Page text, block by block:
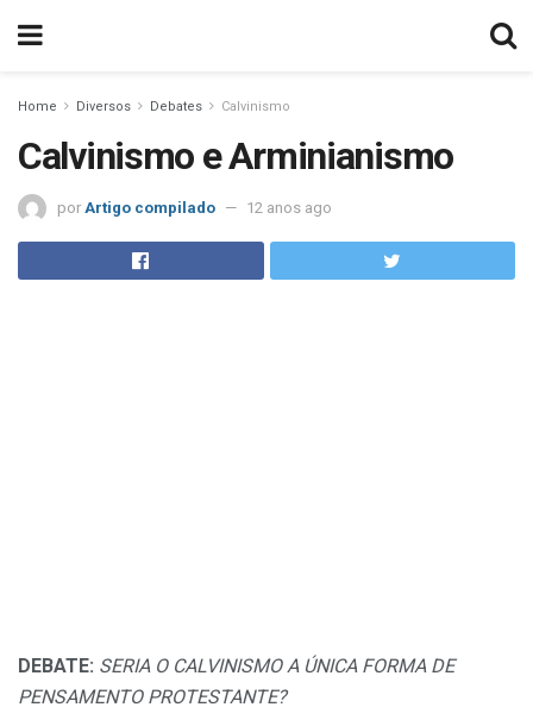
Home Diversos Debates Calvinismo
Calvinismo e Arminianismo
por Artigo compilado 12 anos ago
DEBATE: SERIA O CALVINISMO A ÚNICA FORMA DE
PENSAMENTO PROTESTANTE?